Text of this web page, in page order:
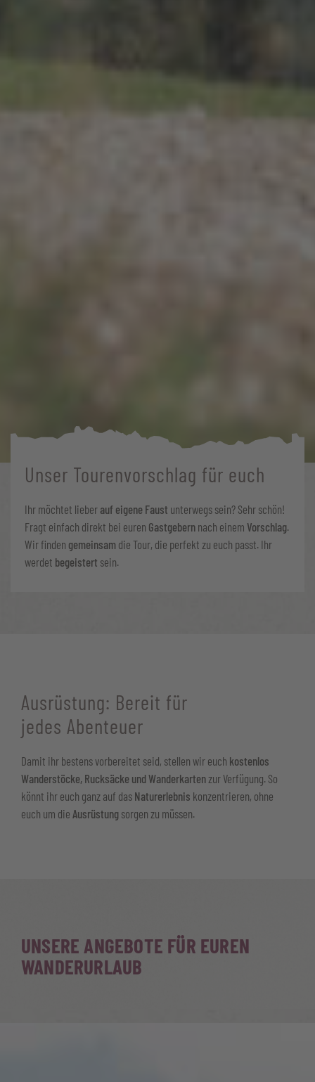
Unser Tourenvorschlag für euch
Ihr möchtet lieber auf eigene Faust unterwegs sein? Sehr schön!
Fragt einfach direkt bei euren Gastgebern nach einem Vorschlag.
Wir finden gemeinsam die Tour, die perfekt zu euch passt. Ihr
werdet begeistert sein.
Ausrüstung: Bereit für
jedes Abenteuer
Damit ihr bestens vorbereitet seid, stellen wir euch kostenlos
Wanderstöcke, Rucksäcke und Wanderkarten zur Verfügung. So
könnt ihr euch ganz auf das Naturerlebnis konzentrieren, ohne
euch um die Ausrüstung sorgen zu müssen.
UNSERE ANGEBOTE FÜR EUREN
WANDERURLAUB